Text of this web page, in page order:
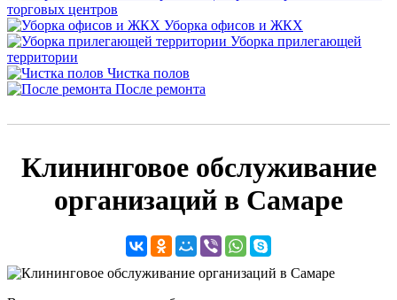
торговых центров
Уборка офисов и ЖКХ
Уборка прилегающей
территории
Чистка полов
После ремонта
Клининговое обслуживание
организаций в Самаре